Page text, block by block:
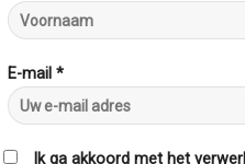
E-mail *
Ik ga akkoord met het